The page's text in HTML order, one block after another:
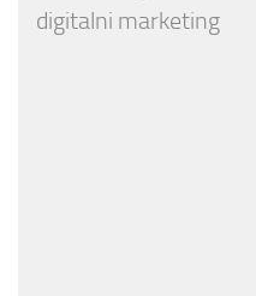
digitalni marketing